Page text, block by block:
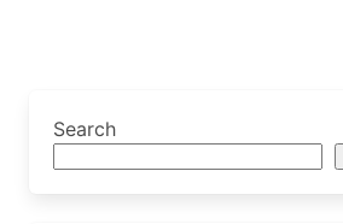
Search